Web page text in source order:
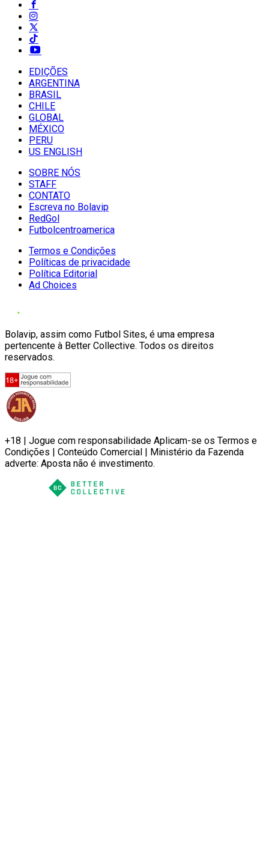
EDIÇÕES
ARGENTINA
BRASIL
CHILE
GLOBAL
MÉXICO
PERU
US ENGLISH
SOBRE NÓS
STAFF
CONTATO
Escreva no Bolavip
RedGol
Futbolcentroamerica
Termos e Condições
Políticas de privacidade
Política Editorial
Ad Choices
Bolavip, assim como Futbol Sites, é uma empresa
pertencente à Better Collective. Todos os direitos
reservados.
+18 | Jogue com responsabilidade Aplicam-se os Termos e
Condições | Conteúdo Comercial | Ministério da Fazenda
adverte: Aposta não é investimento.